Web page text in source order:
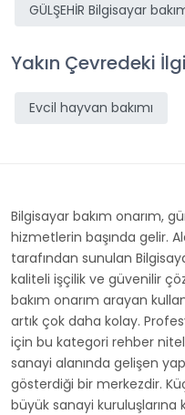
GÜLŞEHİR Bilgisayar
Yakın Çevredeki
Evcil hayvan bakımı
Bilgisayar bakım onarım,
hizmetlerin başında gelir.
tarafından sunulan
kaliteli işçilik ve güvenilir
bakım onarım arayan
artık çok daha kolay.
için bu kategori rehber
sanayi alanında gelişen
gösterdiği bir merkezdir.
büyük sanayi